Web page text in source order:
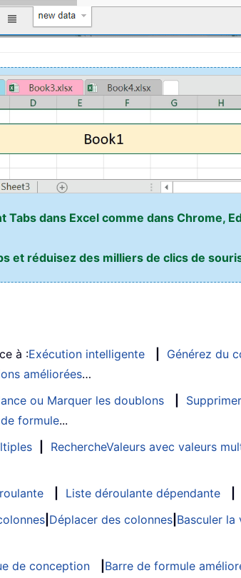
Tabs dans Excel comme dans Chrome,
et réduisez des milliers de clics de
à :Exécution intelligente Générez du
améliorées…
ou Marquer les doublons
formule...
RechercheValeurs avec valeurs
Liste déroulante dépendante
Déplacer des colonnes Basculer la
de conception Barre de formule